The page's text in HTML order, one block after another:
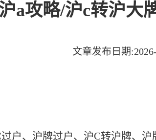
a攻略/沪c转沪大
文章发布日期
户、沪牌过户、沪C转沪牌、